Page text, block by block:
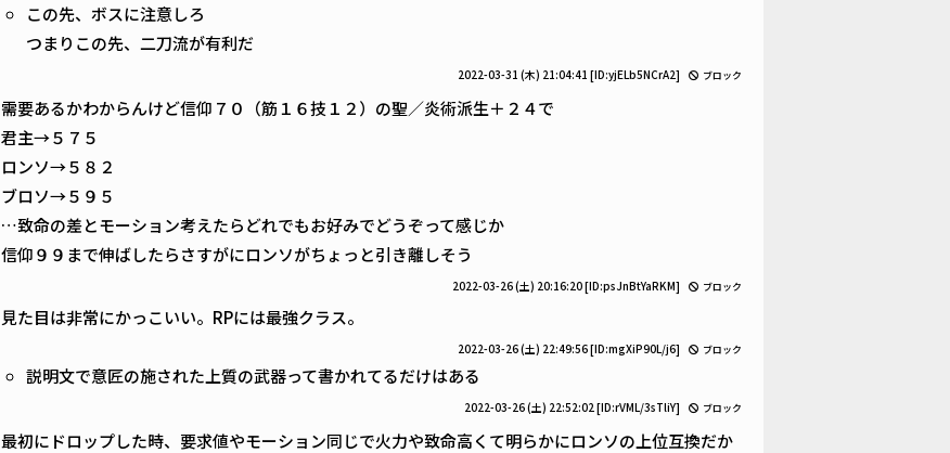
この先、ボスに注意しろ
つまりこの先、二刀流が有利だ
2022-03-31 (木) 21:04:41 [ID:yjELb5NCrA2] ブロック
需要あるかわからんけど信仰７０（筋１６技１２）の聖／炎術派生＋２４で
君主→５７５
ロンソ→５８２
ブロソ→５９５
…致命の差とモーション考えたらどれでもお好みでどうぞって感じか
信仰９９まで伸ばしたらさすがにロンソがちょっと引き離しそう
2022-03-26 (土) 20:16:20[ID:psJnBtYaRKM] ブロック
見た目は非常にかっこいい。RPには最強クラス。
2022-03-26 (土) 22:49:56[ID:mgXiP90L/j6] ブロック
説明文で意匠の施された上質の武器って書かれてるだけはある
2022-03-26 (土) 22:52:02[ID:rVML/3sTliY] ブロック
最初にドロップした時、要求値やモーション同じで火力や致命高くて明らかにロンソの上位互換だか